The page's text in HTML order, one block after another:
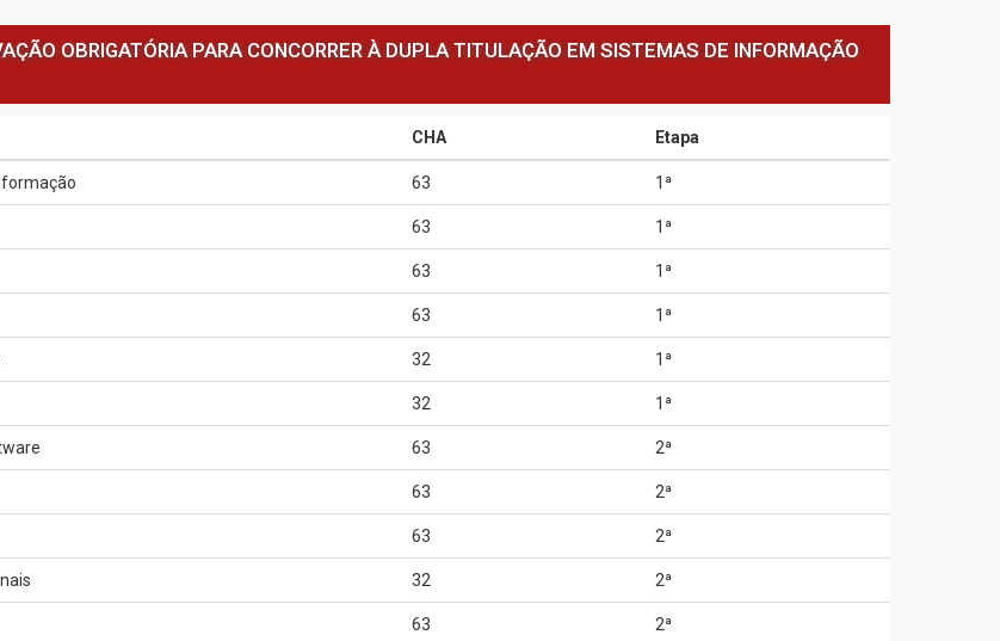
OBRIGATÓRIA PARA CONCORRER À DUPLA TITULAÇÃO EM SISTEMAS DE INFORMAÇÃO
CHA Etapa
63 1ª
63 1ª
63 1ª
63 1ª
32 1ª
32 1ª
63 2ª
63 2ª
63 2ª
32 2ª
63 2ª